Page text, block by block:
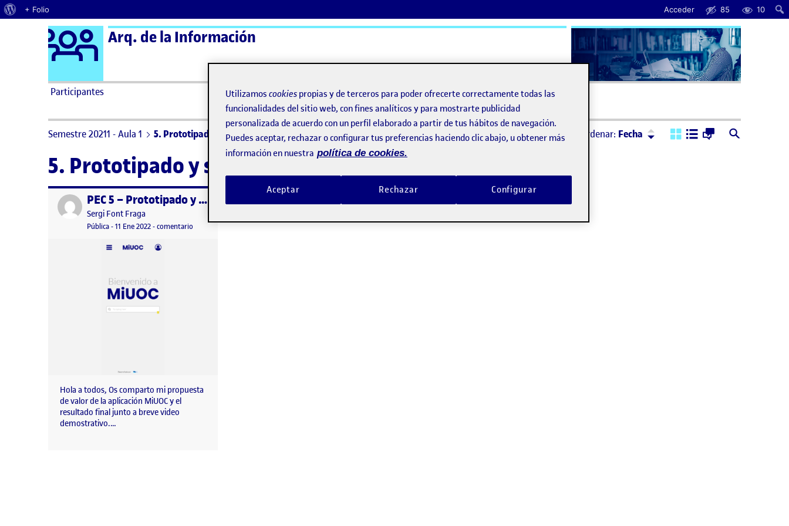
Acerca de WordPress
+ Folio Acceder 85 10
Saltar al contenido Logo Ágora
Arq. de la Información
Participantes ActiFolios Ayuda
Semestre 20211 - Aula 1 5. Prototipado y síntesis del proyecto Ordenar: Fecha Ordenar:Descendente
5. Prototipado y síntesis del proyecto
Publicado por PEC 5 – Prototipado y Síntesis del Proyecto
Publicado por
Sergi Font Fraga
Visibilidad:
Pública-Fecha de publicación
11 Ene 202211 enero, 2022 8:47 pm
-comentario en PEC 5 – Prototipado y Síntesis del Proyecto
Hola a todos, Os comparto mi propuesta
de valor de la aplicación MiUOC y el
resultado final junto a breve video
demostrativo.…
Utilizamos cookies propias y de terceros para poder ofrecerte correctamente todas las
funcionalidades del sitio web, con fines analíticos y para mostrarte publicidad
personalizada de acuerdo con un perfil elaborado a partir de tus hábitos de navegación.
Puedes aceptar, rechazar o configurar tus preferencias haciendo clic abajo, u obtener más
información en nuestra política de cookies.
Rechazar
Aceptar Configurar